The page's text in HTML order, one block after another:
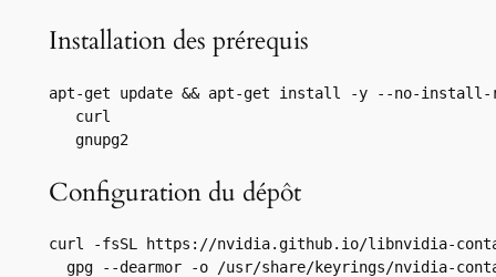
Installation des prérequis
apt-get update && apt-get install -y --no-install-
   curl
   gnupg2
Configuration du dépôt
curl -fsSL https://nvidia.github.io/libnvidia-
gpg --dearmor -o /usr/share/keyrings/nvidia-